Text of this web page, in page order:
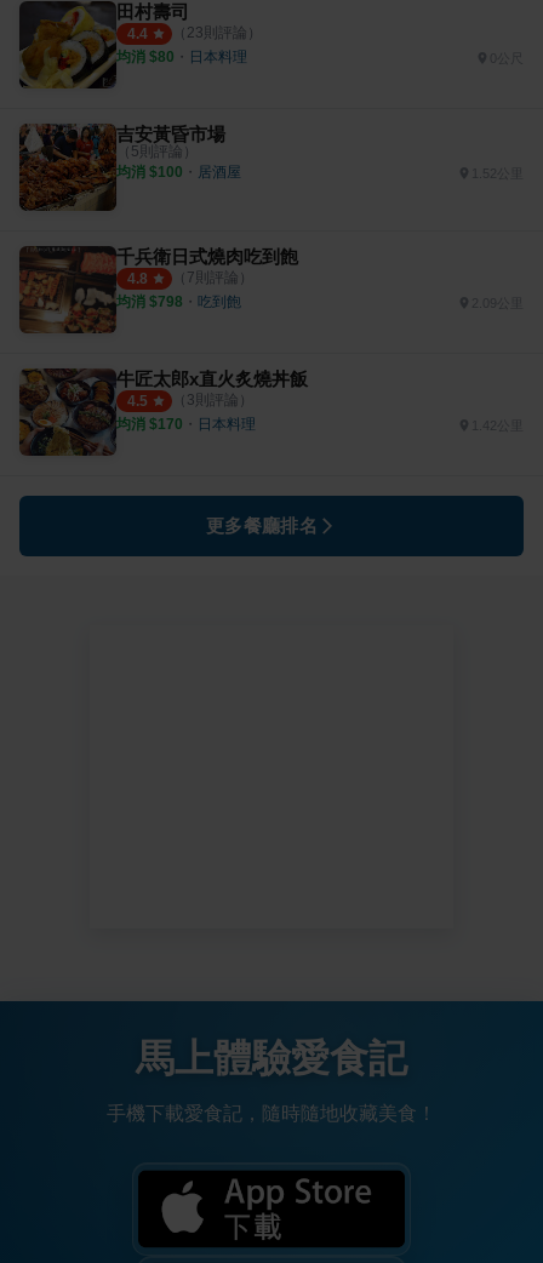
田村壽司
4.4 （ 23則評論）
均消 $80 ・ 日本料理
吉安黃昏市場
（ 5則評論）
均消 $100 ・ 居酒屋 1.52公里
千兵衛日式燒肉吃到飽
4.8 （ 7則評論）
均消 $798 ・ 吃到飽
牛匠太郎x直火炙燒丼飯
4.5 （ 3則評論）
均消 $170 ・ 日本料理 1.42公里
更多餐廳排名
馬上體驗愛食記
手機下載愛食記，隨時隨地收藏美食！